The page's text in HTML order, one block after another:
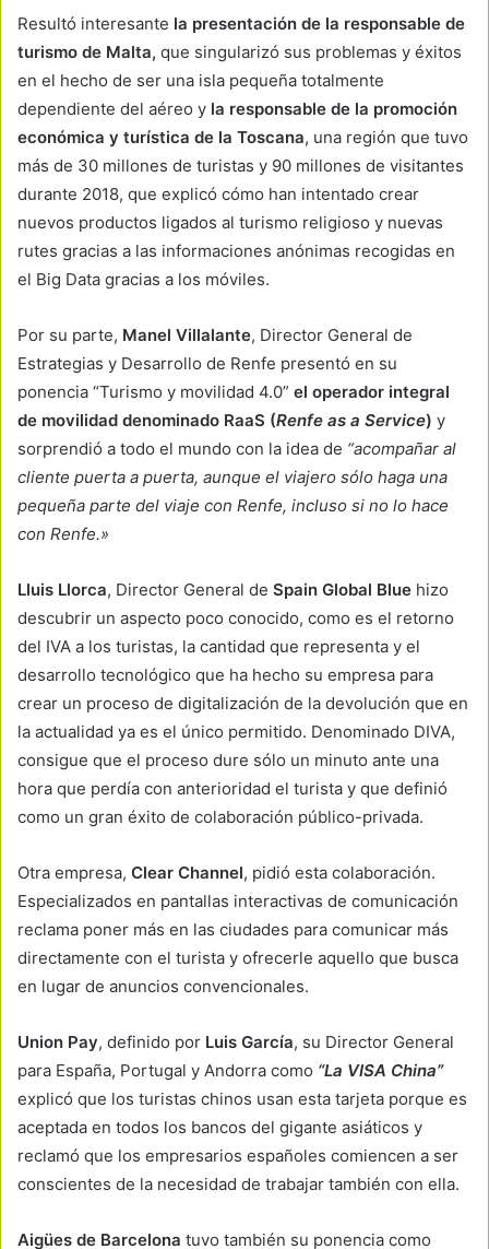
Resultó interesante la presentación de la responsable de
turismo de Malta, que singularizó sus problemas y éxitos
en el hecho de ser una isla pequeña totalmente
dependiente del aéreo y la responsable de la promoción
económica y turística de la Toscana, una región que tuvo
más de 30 millones de turistas y 90 millones de visitantes
durante 2018, que explicó cómo han intentado crear
nuevos productos ligados al turismo religioso y nuevas
rutes gracias a las informaciones anónimas recogidas en
el Big Data gracias a los móviles.
Por su parte, Manel Villalante, Director General de
Estrategias y Desarrollo de Renfe presentó en su
ponencia “Turismo y movilidad 4.0” el operador integral
de movilidad denominado RaaS (Renfe as a Service) y
sorprendió a todo el mundo con la idea de “acompañar al
cliente puerta a puerta, aunque el viajero sólo haga una
pequeña parte del viaje con Renfe, incluso si no lo hace
con Renfe.»
Lluis Llorca, Director General de Spain Global Blue hizo
descubrir un aspecto poco conocido, como es el retorno
del IVA a los turistas, la cantidad que representa y el
desarrollo tecnológico que ha hecho su empresa para
crear un proceso de digitalización de la devolución que en
la actualidad ya es el único permitido. Denominado DIVA,
consigue que el proceso dure sólo un minuto ante una
hora que perdía con anterioridad el turista y que definió
como un gran éxito de colaboración público-privada.
Otra empresa, Clear Channel, pidió esta colaboración.
Especializados en pantallas interactivas de comunicación
reclama poner más en las ciudades para comunicar más
directamente con el turista y ofrecerle aquello que busca
en lugar de anuncios convencionales.
Union Pay, definido por Luis García, su Director General
para España, Portugal y Andorra como “La VISA China”
explicó que los turistas chinos usan esta tarjeta porque es
aceptada en todos los bancos del gigante asiáticos y
reclamó que los empresarios españoles comiencen a ser
conscientes de la necesidad de trabajar también con ella.
Aigües de Barcelona tuvo también su ponencia como